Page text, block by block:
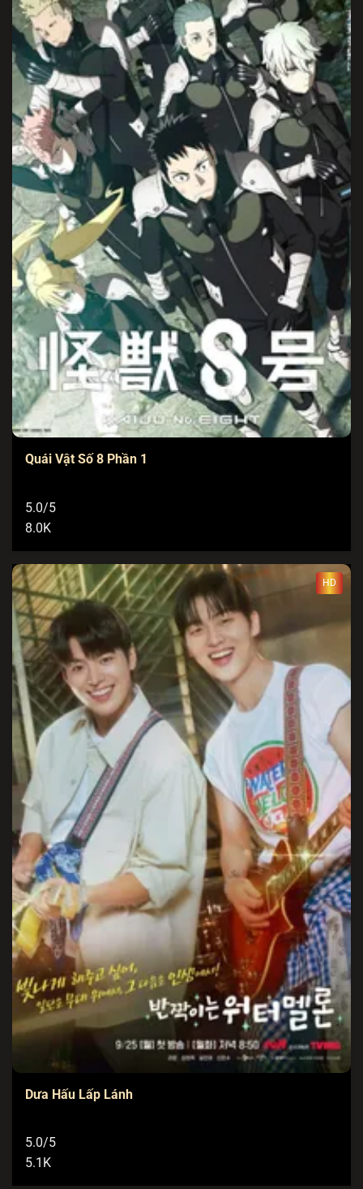
Quái Vật Số 8 Phần 1
5.0/5
8.0K
HD
Dưa Hấu Lấp Lánh
5.0/5
5.1K